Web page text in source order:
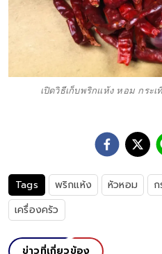
เปิดวิธีเก็บพริกแห้ง หอม กระ
Tags พริกแห้ง หัวหอม ก
เครื่องครัว
ข่าวที่เกี่ยวข้อง